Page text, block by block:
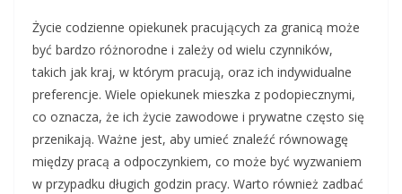
Życie codzienne opiekunek pracujących za granicą może
być bardzo różnorodne i zależy od wielu czynników,
takich jak kraj, w którym pracują, oraz ich indywidualne
preferencje. Wiele opiekunek mieszka z podopiecznymi,
co oznacza, że ich życie zawodowe i prywatne często się
przenikają. Ważne jest, aby umieć znaleźć równowagę
między pracą a odpoczynkiem, co może być wyzwaniem
w przypadku długich godzin pracy. Warto również zadbać